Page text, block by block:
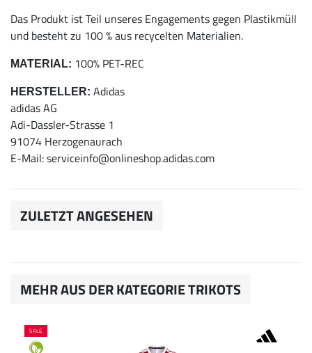
Das Produkt ist Teil unseres Engagements gegen Plastikmüll
und besteht zu 100 % aus recycelten Materialien.
MATERIAL: 100% PET-REC
HERSTELLER: Adidas
adidas AG
Adi-Dassler-Strasse 1
91074 Herzogenaurach
E-Mail: serviceinfo@onlineshop.adidas.com
ZULETZT ANGESEHEN
MEHR AUS DER KATEGORIE TRIKOTS
SALE